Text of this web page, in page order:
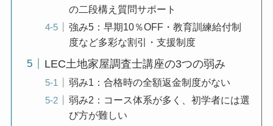
の二段構え質問サポート
強み5：早期10％OFF・教育訓練給付制
度など多彩な割引・支援制度
LEC土地家屋調査士講座の3つの弱み
弱み1：合格時の全額返金制度がない
弱み2：コース体系が多く、初学者には選
び方が難しい